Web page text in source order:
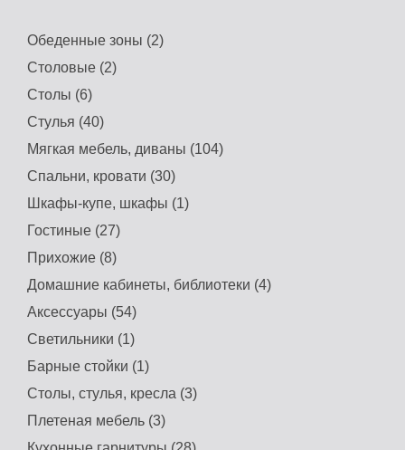
Обеденные зоны (2)
Столовые (2)
Столы (6)
Стулья (40)
Мягкая мебель, диваны (104)
Спальни, кровати (30)
Шкафы-купе, шкафы (1)
Гостиные (27)
Прихожие (8)
Домашние кабинеты, библиотеки (4)
Аксессуары (54)
Светильники (1)
Барные стойки (1)
Столы, стулья, кресла (3)
Плетеная мебель (3)